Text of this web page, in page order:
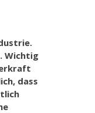
Wichtig
dass